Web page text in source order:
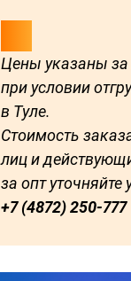
Цены указаны
при условии
в Туле.
Стоимость
лиц и
за опт
+7 (4872) 250-777